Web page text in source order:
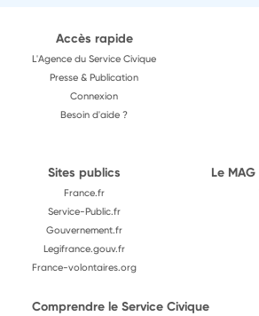
Accès rapide
L'Agence du Service Civique
Presse & Publication
Connexion
Besoin d'aide ?
Sites publics
France.fr
Service-Public.fr
Gouvernement.fr
Legifrance.gouv.fr
France-volontaires.org
Le
Comprendre le Service Civique